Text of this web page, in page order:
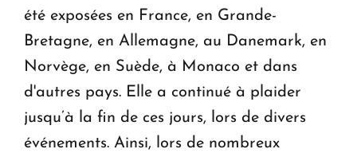
été exposées en France, en Grande-
Bretagne, en Allemagne, au Danemark, en
Norvège, en Suède, à Monaco et dans
d'autres pays. Elle a continué à plaider
jusqu’à la fin de ces jours, lors de divers
événements. Ainsi, lors de nombreux